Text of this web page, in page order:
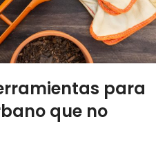
para
que no